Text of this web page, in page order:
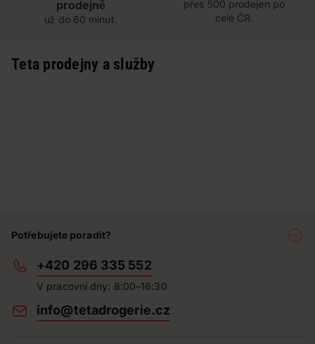
prodejně
už do 60 minut.
přes 500 prodejen po
celé ČR.
Teta prodejny a služby
Potřebujete poradit?
+420 296 335 552
V pracovní dny: 8:00–16:30
info@tetadrogerie.cz